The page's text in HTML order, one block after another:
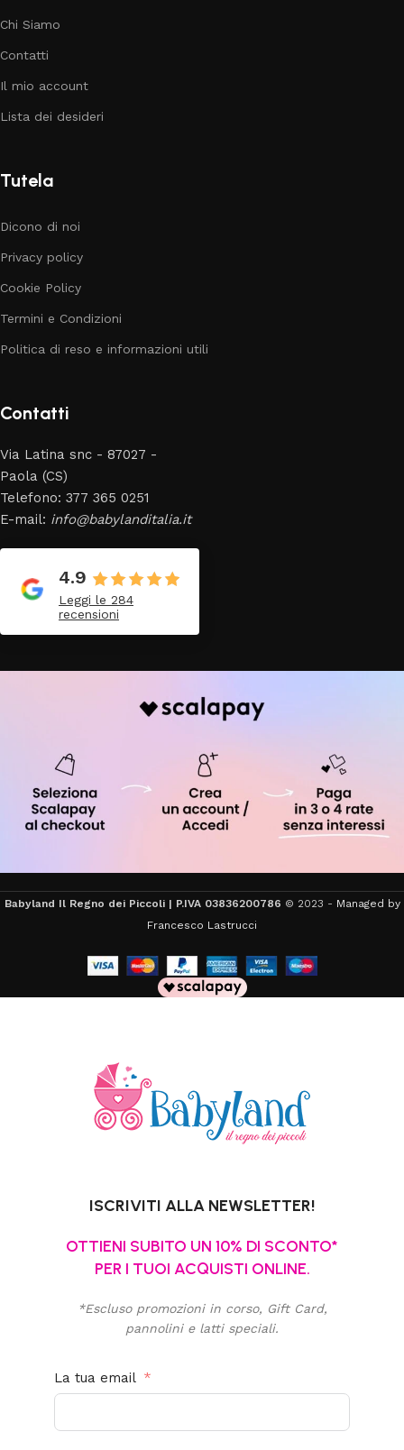
Chi Siamo
Contatti
Il mio account
Lista dei desideri
Tutela
Dicono di noi
Privacy policy
Cookie Policy
Termini e Condizioni
Politica di reso e informazioni utili
Contatti
Via Latina snc - 87027 -
Paola (CS)
Telefono: 377 365 0251
E-mail: info@babylanditalia.it
4.9
Leggi le 284
recensioni
Babyland Il Regno dei Piccoli | P.IVA 03836200786 © 2023 - Managed by
Francesco Lastrucci
ISCRIVITI ALLA NEWSLETTER!
OTTIENI SUBITO UN 10% DI SCONTO*
PER I TUOI ACQUISTI ONLINE.
*Escluso promozioni in corso, Gift Card,
pannolini e latti speciali.
La tua email